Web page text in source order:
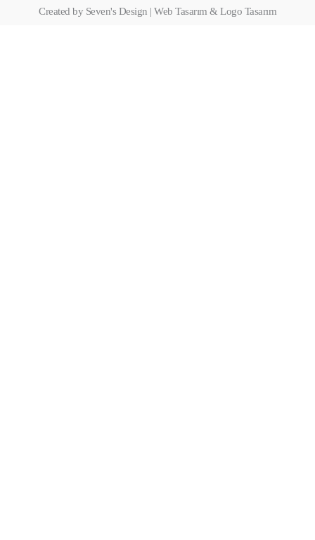
Created by Seven's Design | Web Tasarım & Logo Tasarım